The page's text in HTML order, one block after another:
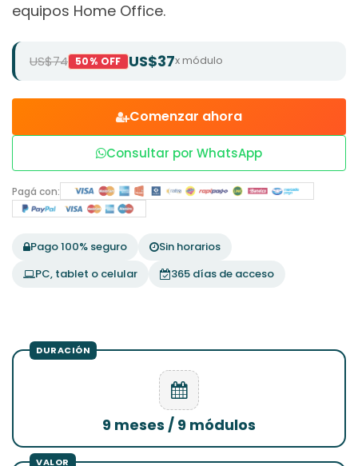
equipos Home Office.
US$74 50% OFF US$37x módulo
Comenzar ahora
Consultar por WhatsApp
Pagá con:
Pago 100% seguro
Sin horarios
PC, tablet o celular
365 días de acceso
9 meses / 9 módulos